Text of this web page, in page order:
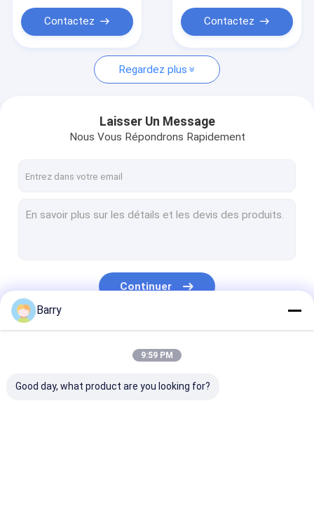
peinture de jet de tissu
Peinture de jet de graffiti
peinture acrylique de pulvérisation
peinture en aérosol de marquage
stylo de marqueur
Spray mousse de PU
matériau d'étanchéité silicone
Contactez Contactez
Regardez plus
Laisser Un Message
Nous Vous Répondrons Rapidement
Continuer
Barry
9:59 PM
Good day, what product are you looking for?